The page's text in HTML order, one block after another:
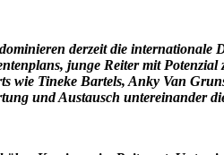
derzeit die internationale
junge Reiter mit
wie Tineke Bartels, Anky Van
und Austausch untereinander